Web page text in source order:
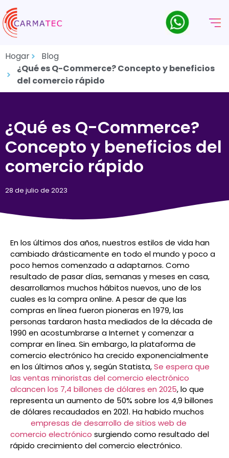
Hogar
Blog
¿Qué es Q-Commerce? Concepto y beneficios
del comercio rápido
¿Qué es Q-Commerce?
Concepto y beneficios del
comercio rápido
28 de julio de 2023
En los últimos dos años, nuestros estilos de vida han
cambiado drásticamente en todo el mundo y poco a
poco hemos comenzado a adaptarnos. Como
resultado de pasar días, semanas y meses en casa,
desarrollamos muchos hábitos nuevos, uno de los
cuales es la compra online. A pesar de que las
compras en línea fueron pioneras en 1979, las
personas tardaron hasta mediados de la década de
1990 en acostumbrarse a Internet y comenzar a
comprar en línea. Sin embargo, la plataforma de
comercio electrónico ha crecido exponencialmente
en los últimos años y, según Statista,Se espera que
las ventas minoristas del comercio electrónico
alcancen los 7,4 billones de dólares en 2025, lo que
representa un aumento de 50% sobre los 4,9 billones
de dólares recaudados en 2021. Ha habido muchos
empresas de desarrollo de sitios web de
comercio electrónico surgiendo como resultado del
rápido crecimiento del comercio electrónico.